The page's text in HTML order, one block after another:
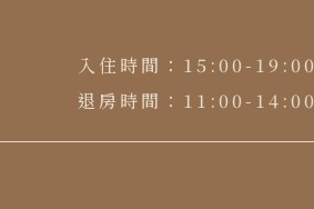
入住時間： 15:00-19:00
退房時間： 11:00-14:00